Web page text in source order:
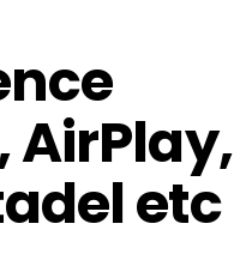
AirPlay,
etc